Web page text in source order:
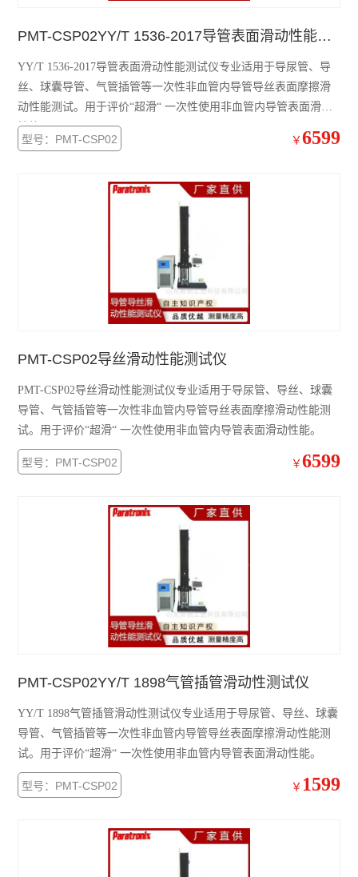
PMT-CSP02YY/T 1536-2017导管表面滑动性能测试仪
YY/T 1536-2017导管表面滑动性能测试仪专业适用于导尿管、导
丝、球囊导管、气管插管等一次性非血管内导管导丝表面摩擦滑
动性能测试。用于评价“超滑“ 一次性使用非血管内导管表面滑动
性能。
型号：PMT-CSP02 ￥ 6599
PMT-CSP02导丝滑动性能测试仪
PMT-CSP02导丝滑动性能测试仪专业适用于导尿管、导丝、球囊
导管、气管插管等一次性非血管内导管导丝表面摩擦滑动性能测
试。用于评价“超滑“ 一次性使用非血管内导管表面滑动性能。
型号：PMT-CSP02 ￥ 6599
PMT-CSP02YY/T 1898气管插管滑动性测试仪
YY/T 1898气管插管滑动性测试仪专业适用于导尿管、导丝、球囊
导管、气管插管等一次性非血管内导管导丝表面摩擦滑动性能测
试。用于评价“超滑“ 一次性使用非血管内导管表面滑动性能。
型号：PMT-CSP02 ￥ 1599